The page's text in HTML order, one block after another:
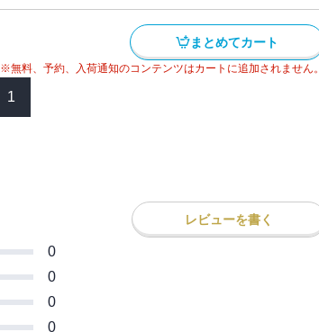
まとめてカート
※無料、予約、入荷通知のコンテンツはカートに追加されません。
1
レビューを書く
0
0
0
0